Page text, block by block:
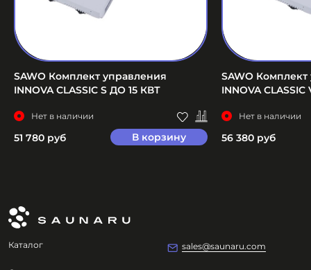
SAWO Комплект управления
INNOVA CLASSIC S ДО 15 КВТ
Нет в наличии
51 780 руб В корзину
SAWO
INNOVA
Нет в наличии
56 380 руб
Каталог sales@saunaru.com